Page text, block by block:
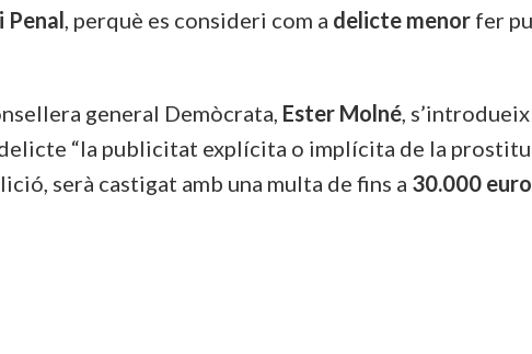
Penal, perquè es consideri com a delicte menor fer
general Demòcrata, Ester Molné,
“la publicitat explícita o implícita de la
serà castigat amb una multa de fins a 30.000